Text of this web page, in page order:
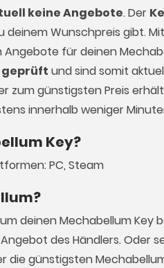
keine Angebote. Der
Wunschpreis gibt.
für deinen
geprüft und sind somit
zum günstigsten Preis
innerhalb weniger
Key?
PC, Steam
deinen Mechabellum Key
des Händlers. Oder
günstigsten